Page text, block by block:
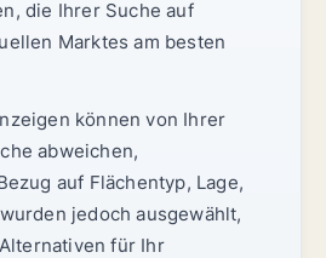
die Ihrer Suche auf
Marktes am besten
können von Ihrer
abweichen,
auf Flächentyp, Lage,
jedoch ausgewählt,
für Ihr